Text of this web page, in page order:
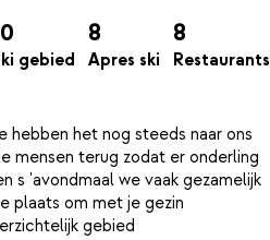
gebied
8
Apres ski
8
Restaurants
hebben het nog steeds naar ons
mensen terug zodat er onderling
s 'avondmaal we vaak gezamelijk
plaats om met je gezin